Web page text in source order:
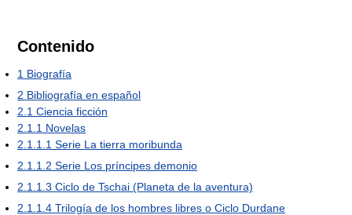
Contenido
1 Biografía
2 Bibliografía en español
2.1 Ciencia ficción
2.1.1 Novelas
2.1.1.1 Serie La tierra moribunda
2.1.1.2 Serie Los príncipes demonio
2.1.1.3 Ciclo de Tschai (Planeta de la aventura)
2.1.1.4 Trilogía de los hombres libres o Ciclo Durdane